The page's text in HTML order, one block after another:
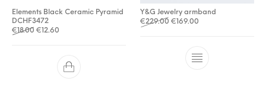
Elements Black Ceramic Pyramid
DCHF3472
€18.00 Oorspronkelijke prijs was: €18.00.
€12.60
Y&G Jewelry armband
€229.00 Oorspronkelijke prijs was:
€169.00